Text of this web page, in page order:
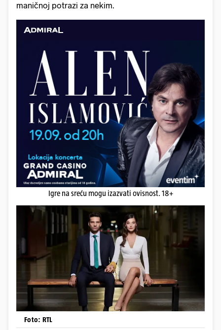
maničnoj potrazi za nekim.
Igre na sreću mogu izazvati ovisnost. 18+
Foto: RTL